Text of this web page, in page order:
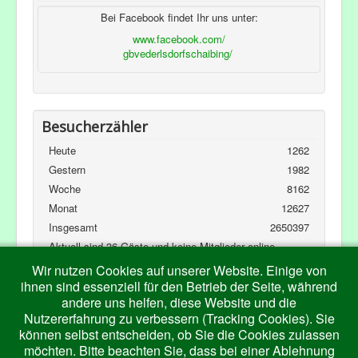
Bei Facebook findet Ihr uns unter:
www.facebook.com/
gbvederlsdorfschaibing/
Besucherzähler
Heute
1262
Gestern
1982
Woche
8162
Monat
12627
Insgesamt
2650397
Aktuell sind 36 Gäste und keine Mitglieder online
Kubik-Rubik Joomla! Extensions
Wir nutzen Cookies auf unserer Website. Einige von
ihnen sind essenziell für den Betrieb der Seite, während
andere uns helfen, diese Website und die
Nutzererfahrung zu verbessern (Tracking Cookies). Sie
können selbst entscheiden, ob Sie die Cookies zulassen
möchten. Bitte beachten Sie, dass bei einer Ablehnung